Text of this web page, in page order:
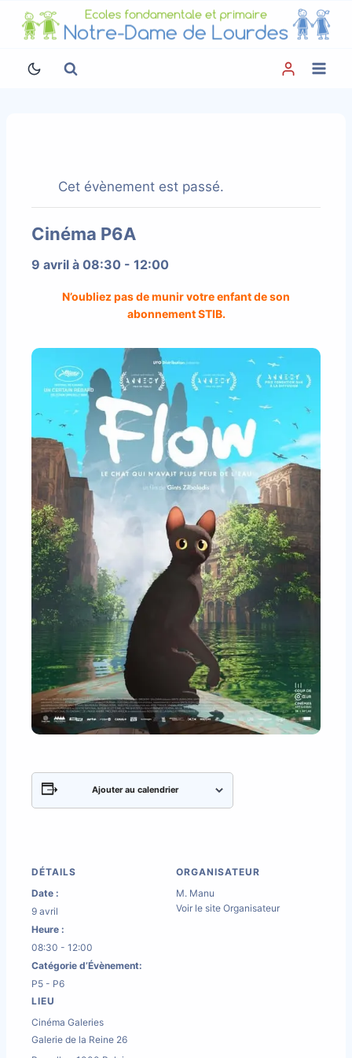
Aller
Cet évènement est passé.
Cinéma P6A
9 avril à 08:30 - 12:00
N’oubliez pas de munir votre enfant de son
abonnement STIB.
Ajouter au calendrier
DÉTAILS
Date :
9 avril
Heure :
08:30 - 12:00
Catégorie d’Évènement:
P5 - P6
LIEU
Cinéma Galeries
Galerie de la Reine 26
ORGANISATEUR
M. Manu
Voir le site Organisateur